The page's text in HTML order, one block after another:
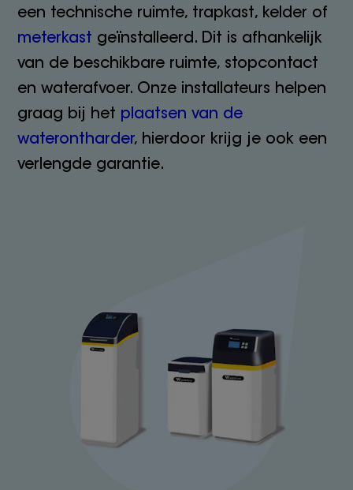
een technische ruimte, trapkast, kelder of
meterkast geïnstalleerd. Dit is afhankelijk
van de beschikbare ruimte, stopcontact
en waterafvoer. Onze installateurs helpen
graag bij het plaatsen van de
waterontharder, hierdoor krijg je ook een
verlengde garantie.